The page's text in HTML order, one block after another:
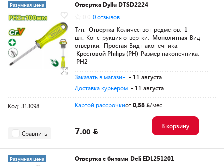
Разумная цена
Отвертка Dyllu DTSD2224
0 отзывов
Тип: Отвертка Количество предметов: 1
шт. Конструкция отвертки: Монолитная Вид
отвертки: Простая Вид наконечника:
Крестовой Philips (PH) Размер наконечника:
PH2
Заказать в магазин - 11 августа
Доставка курьером - 11 августа
Код: 313098 Картой рассрочкиот0,58 /мес
Сравнить 7.00
В корзину
Разумная цена
Отвертка с битами Deli EDL251201